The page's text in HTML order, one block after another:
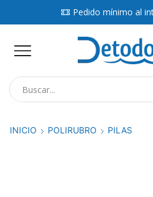
Pedido mínimo al
INICIO POLIRUBRO PILAS